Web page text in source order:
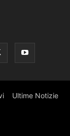
Ultime Notizie